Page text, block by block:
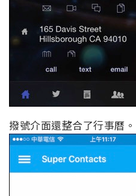
撥號介面還整合了行事曆。